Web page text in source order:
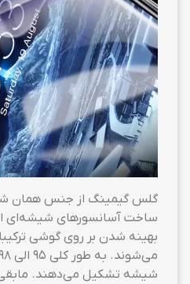
گلس گیمینگ از جنس همان
ساخت آسانسورهای شیشه‌ای
بهینه شدن بر روی گوشی
شیشه تشکیل می‌دهند.